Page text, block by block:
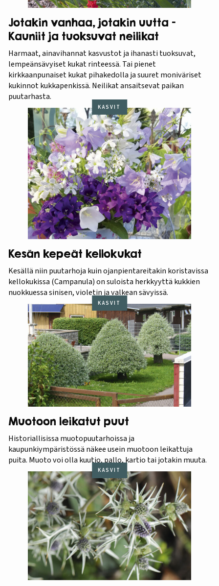
Jotakin vanhaa, jotakin uutta –
Kauniit ja tuoksuvat neilikat
Harmaat, ainavihannat kasvustot ja ihanasti tuoksuvat,
lempeänsävyiset kukat rinteessä. Tai pienet
kirkkaanpunaiset kukat pihakedolla ja suuret moniväriset
kukinnot kukkapenkissä. Neilikat ansaitsevat paikan
puutarhasta.
KASVIT
Kesän kepeät kellokukat
Kesällä niin puutarhoja kuin ojanpientareitakin koristavissa
kellokukissa (Campanula) on suloista herkkyyttä kukkien
nuokkuessa sinisen, violetin ja valkean sävyissä.
KASVIT
Muotoon leikatut puut
Historiallisissa muotopuutarhoissa ja
kaupunkiympäristössä näkee usein muotoon leikattuja
puita. Muoto voi olla kuutio, pallo, kartio tai jotakin muuta.
KASVIT